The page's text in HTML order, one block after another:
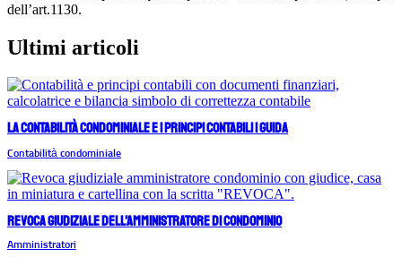
dell’art.1130.
Ultimi articoli
La contabilità condominiale e i principi contabili | Guida
Contabilità condominiale
Revoca giudiziale dell’amministratore di condominio
Amministratori